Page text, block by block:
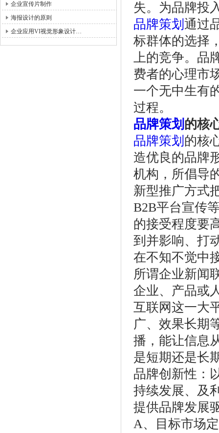
企业宣传片制作
海报设计的原则
企业应用VI视觉形象设计…
失。为品牌投
品牌策划 通过
标群体的选择
上的竞争。品
费者的心理市
一个无中生有
过程。
品牌策划 的核
品牌策划 的核
造优良的品牌
机构，所倡导
新型推广方式
B2B平台宣传
的接受程度要
到并影响、打
在不知不觉中
所谓企业新闻
企业、产品或
互联网这一大
广、效果长期
播，能让信息
是短期还是长
品牌创新性：
持续发展、及
提供品牌发展
A、目标市场